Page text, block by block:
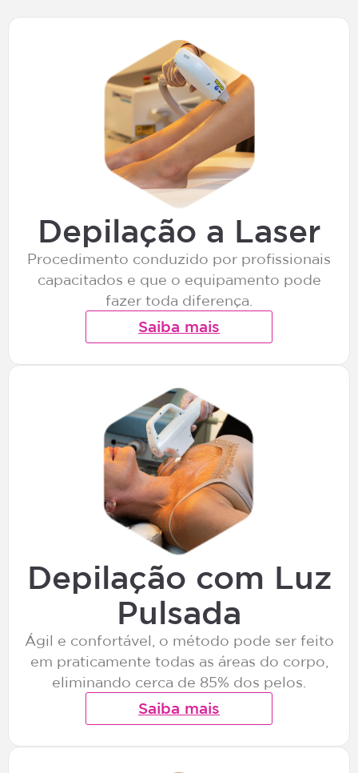
Depilação a Laser
Procedimento conduzido por profissionais
capacitados e que o equipamento pode
fazer toda diferença.
Saiba mais
Depilação com Luz
Pulsada
Ágil e confortável, o método pode ser feito
em praticamente todas as áreas do corpo,
eliminando cerca de 85% dos pelos.
Saiba mais